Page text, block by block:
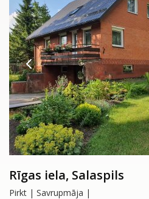
Rīgas iela, Salaspils
Pirkt | Savrupmāja |